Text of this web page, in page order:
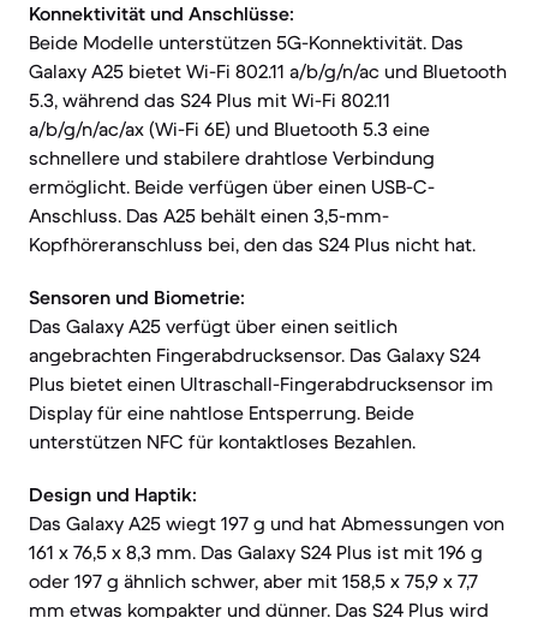
Konnektivität und Anschlüsse:
Beide Modelle unterstützen 5G-Konnektivität. Das
Galaxy A25 bietet Wi-Fi 802.11 a/b/g/n/ac und Bluetooth
5.3, während das S24 Plus mit Wi-Fi 802.11
a/b/g/n/ac/ax (Wi-Fi 6E) und Bluetooth 5.3 eine
schnellere und stabilere drahtlose Verbindung
ermöglicht. Beide verfügen über einen USB-C-
Anschluss. Das A25 behält einen 3,5-mm-
Kopfhöreranschluss bei, den das S24 Plus nicht hat.
Sensoren und Biometrie:
Das Galaxy A25 verfügt über einen seitlich
angebrachten Fingerabdrucksensor. Das Galaxy S24
Plus bietet einen Ultraschall-Fingerabdrucksensor im
Display für eine nahtlose Entsperrung. Beide
unterstützen NFC für kontaktloses Bezahlen.
Design und Haptik:
Das Galaxy A25 wiegt 197 g und hat Abmessungen von
161 x 76,5 x 8,3 mm. Das Galaxy S24 Plus ist mit 196 g
oder 197 g ähnlich schwer, aber mit 158,5 x 75,9 x 7,7
mm etwas kompakter und dünner. Das S24 Plus wird